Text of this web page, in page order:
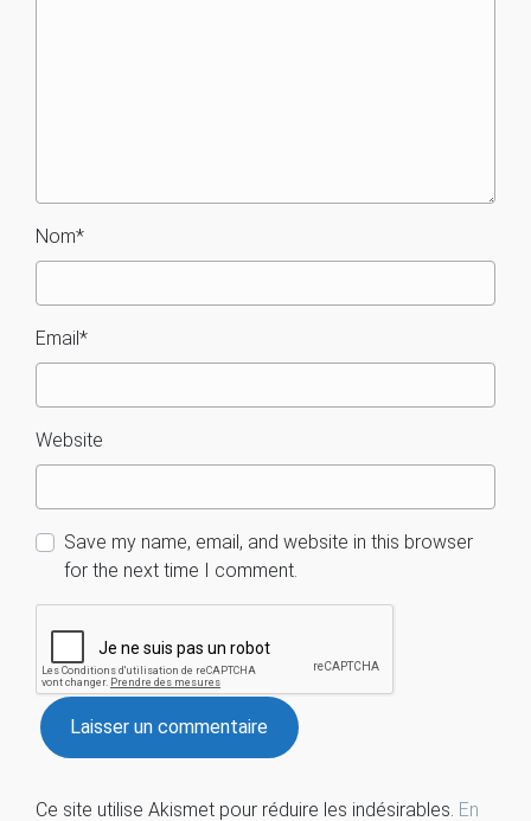
Nom*
Email*
Website
Save my name, email, and website in this browser
for the next time I comment.
Ce site utilise Akismet pour réduire les indésirables. En